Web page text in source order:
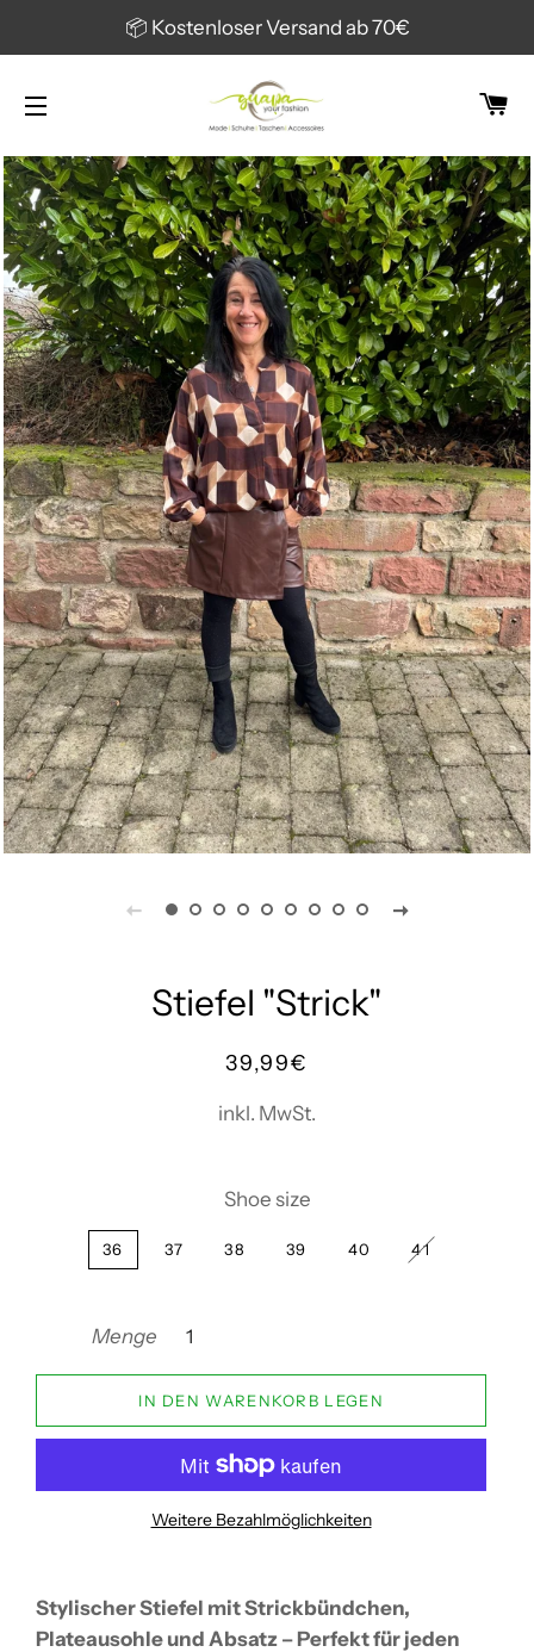
📦 Kostenloser Versand ab 70€
SEITENNAVIGATION
Stiefel "Strick"
Normaler
Sonderpreis
39,99€
inkl. MwSt.
Shoe size
36 37 38 39 40 41
Menge
IN DEN WARENKORB LEGEN
Weitere Bezahlmöglichkeiten
Stylischer Stiefel mit Strickbündchen,
Plateausohle und Absatz – Perfekt für jeden